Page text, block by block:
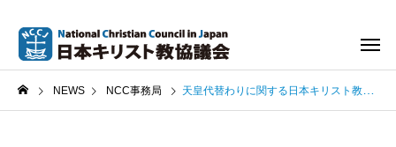
NEWS NCC事務局 天皇代替わりに関する日本キリスト教協議会2019年宣言